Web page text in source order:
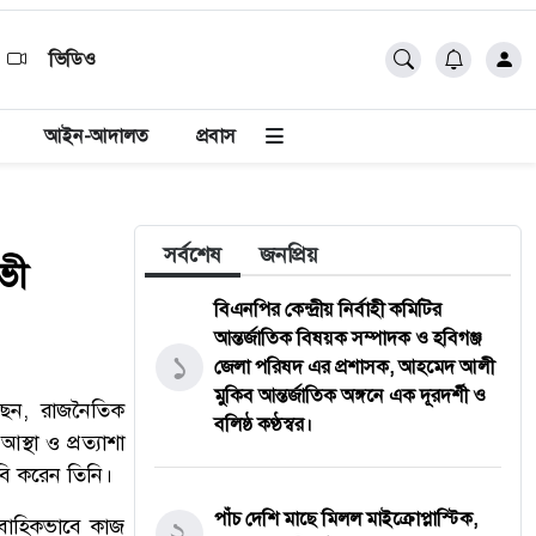
ভিডিও
আইন-আদালত প্রবাস
রাজনৈতিক
ও প্রত্যাশা
করেন তিনি।
কাজ
সর্বশেষ জনপ্রিয়
১
বিএনপির কেন্দ্রীয় নির্বাহী কমিটির
আন্তর্জাতিক বিষয়ক সম্পাদক ও হবিগঞ্জ
জেলা পরিষদ এর প্রশাসক, ​আহমেদ আলী
মুকিব আন্তর্জাতিক অঙ্গনে এক দূরদর্শী ও
বলিষ্ঠ কণ্ঠস্বর।
পাঁচ দেশি মাছে মিলল মাইক্রোপ্লাস্টিক,